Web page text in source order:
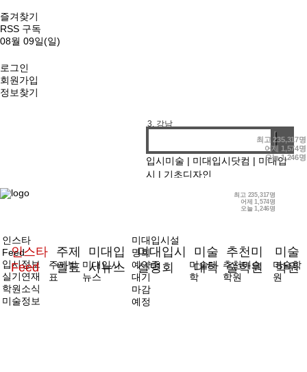
즐겨찾기
RSS 구독
08월 09일(일)
로그인
회원가입
정보찾기
최고235,317명
어제 1,574명
오늘1,246명
3. 강남
입시미술 | 미대입시닷컴 | 미대입
시 | 기초디자인
최고 235,317명
어제1,574명
오늘1,246명
인스타
Feed
주제
발표
미대입
시뉴스
미대입시
설명회
미술
대학
추천미
술학원
미술
학원
인스타
Feed
입시정보
실기연재
학원소식
미술정보
주제발
표
미대입시
뉴스
미대입시설
명회
예약중
대기
마감
예정
미술대
학
추천미술
학원
미술학
원